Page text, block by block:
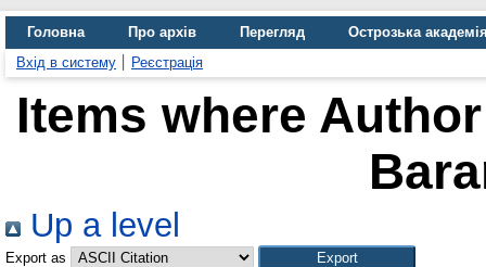
Головна Про архів Перегляд
Острозька
Вхід в систему
Реєстрація
Items where
Up a level
Export as